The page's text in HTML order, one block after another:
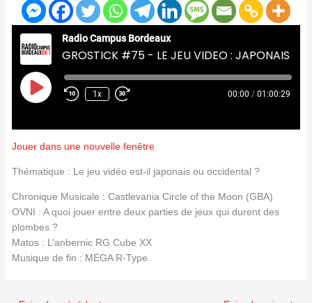
Radio Campus Bordeaux
Play
Episode
1x 00:00 / 01:00:29
Jouer dans une nouvelle fenêtre
Thématique : Le jeu vidéo est-il japonais ou occidental ?
Chronique Musicale : Castlevania Circle of the Moon (GBA)
OVNI : A quoi jouer entre deux parties de jeux qui durent des
plombes ?
Matos : L’anbernic RG Cube XX
Musique de fin : MEGA R-Type